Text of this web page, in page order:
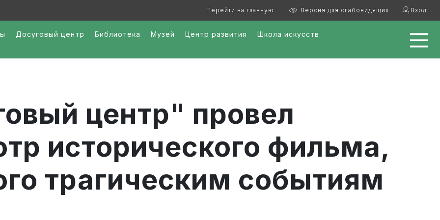
Перейти на главную
Версия для слабовидящих Вход
Досуговый центр Библиотека Музей Центр развития
Школа искусств
центр" провел
исторического фильма,
трагическим событиям